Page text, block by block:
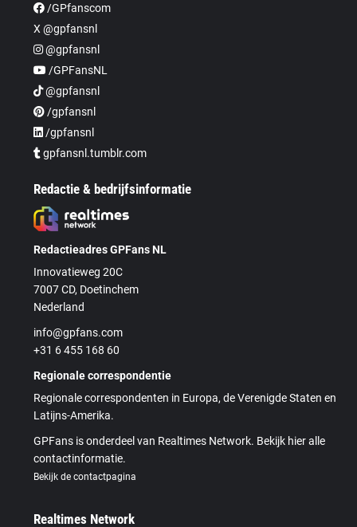
/GPfanscom
X @gpfansnl
@gpfansnl
/GPFansNL
@gpfansnl
/gpfansnl
/gpfansnl
gpfansnl.tumblr.com
Redactie & bedrijfsinformatie
Redactieadres GPFans NL
Innovatieweg 20C
7007 CD, Doetinchem
Nederland
info@gpfans.com
+31 6 455 168 60
Regionale correspondentie
Regionale correspondenten in Europa, de Verenigde Staten en
Latijns-Amerika.
GPFans is onderdeel van Realtimes Network. Bekijk hier alle
contactinformatie.
Bekijk de contactpagina
Realtimes Network